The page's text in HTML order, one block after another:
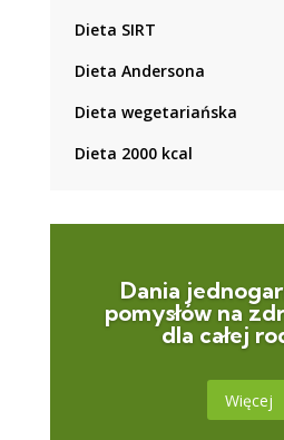
Dieta SIRT
Dieta Andersona
Dieta wegetariańska
Dieta 2000 kcal
Dania
pomysłów na
dla całej
Więcej